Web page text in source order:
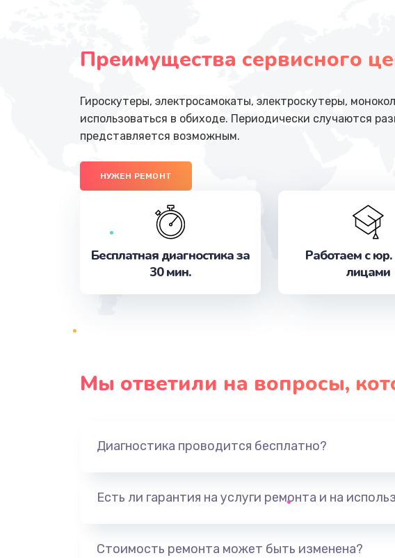
Преимущества сервисного
Гироскутеры, электросамокаты, электроскутеры,
использоваться в обиходе. Периодически случаются
представляется возможным.
НУЖЕН РЕМОНТ
Бесплатная диагностика за
30 мин.
Работаем с
лицами
Мы ответили на вопросы,
Диагностика проводится бесплатно?
Есть ли гарантия на услуги ремонта и на
Стоимость ремонта может быть изменена?